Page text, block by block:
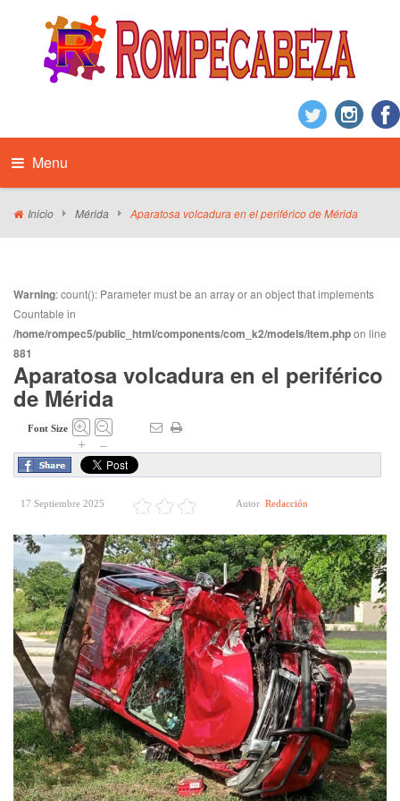
Menu
Inicio Mérida Aparatosa volcadura en el periférico de Mérida
Warning: count(): Parameter must be an array or an object that implements
Countable in
/home/rompec5/public_html/components/com_k2/models/item.phpon line
881
Aparatosa volcadura en el periférico
de Mérida
Font Size
+ –
17 Septiembre 2025 Autor Redacción